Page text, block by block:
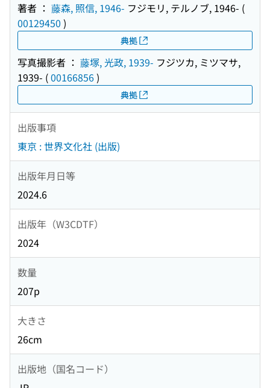
著者 ： 藤森, 照信, 1946- フジモリ, テルノブ, 1946- (
00129450 )
典拠
写真撮影者 ： 藤塚, 光政, 1939- フジツカ, ミツマサ,
1939- (00166856)
典拠
出版事項
東京 : 世界文化社 (出版)
出版年月日等
2024.6
出版年（W3CDTF）
2024
数量
207p
大きさ
26cm
出版地（国名コード）